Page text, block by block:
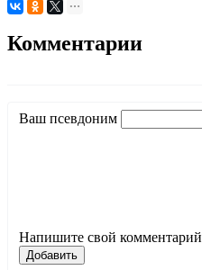
Комментарии
Ваш псевдоним
Напишите свой комментарий
Добавить